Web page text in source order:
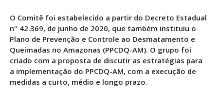
O Comitê foi estabelecido a partir do Decreto Estadual
nº 42.369, de junho de 2020, que também instituiu o
Plano de Prevenção e Controle ao Desmatamento e
Queimadas no Amazonas (PPCDQ-AM). O grupo foi
criado com a proposta de discutir as estratégias para
a implementação do PPCDQ-AM, com a execução de
medidas a curto, médio e longo prazo.